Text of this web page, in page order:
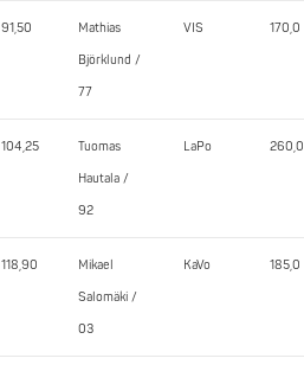
91,50 Mathias
Björklund /
77
VIS 170,0
104,25 Tuomas
Hautala /
92
LaPo 260,0
118,90 Mikael
Salomäki /
03
KaVo 185,0